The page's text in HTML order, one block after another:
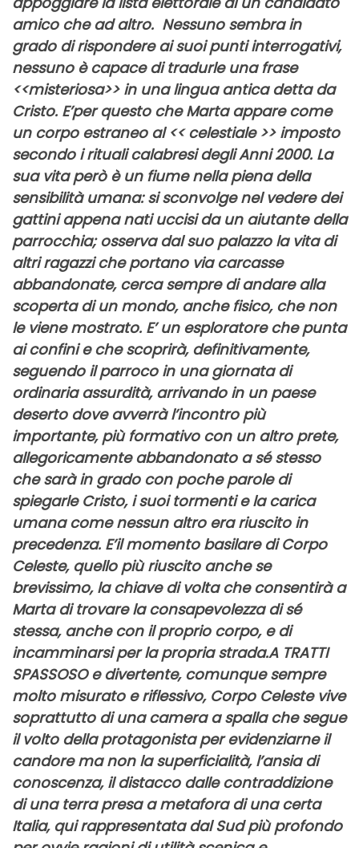
amico che ad altro. Nessuno sembra in
grado di rispondere ai suoi punti interrogativi,
nessuno è capace di tradurle una frase
<<misteriosa>> in una lingua antica detta da
Cristo. E’per questo che Marta appare come
un corpo estraneo al << celestiale >> imposto
secondo i rituali calabresi degli Anni 2000. La
sua vita però è un fiume nella piena della
sensibilità umana: si sconvolge nel vedere dei
gattini appena nati uccisi da un aiutante della
parrocchia; osserva dal suo palazzo la vita di
altri ragazzi che portano via carcasse
abbandonate, cerca sempre di andare alla
scoperta di un mondo, anche fisico, che non
le viene mostrato. E’ un esploratore che punta
ai confini e che scoprirà, definitivamente,
seguendo il parroco in una giornata di
ordinaria assurdità, arrivando in un paese
deserto dove avverrà l’incontro più
importante, più formativo con un altro prete,
allegoricamente abbandonato a sé stesso
che sarà in grado con poche parole di
spiegarle Cristo, i suoi tormenti e la carica
umana come nessun altro era riuscito in
precedenza. E’il momento basilare di Corpo
Celeste, quello più riuscito anche se
brevissimo, la chiave di volta che consentirà a
Marta di trovare la consapevolezza di sé
stessa, anche con il proprio corpo, e di
incamminarsi per la propria strada.A TRATTI
SPASSOSO e divertente, comunque sempre
molto misurato e riflessivo, Corpo Celeste vive
soprattutto di una camera a spalla che segue
il volto della protagonista per evidenziarne il
candore ma non la superficialità, l’ansia di
conoscenza, il distacco dalle contraddizione
di una terra presa a metafora di una certa
Italia, qui rappresentata dal Sud più profondo